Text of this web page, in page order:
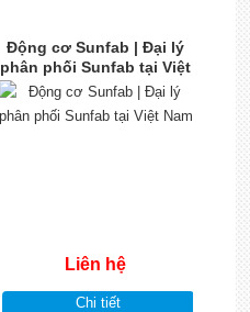
Động cơ Sunfab | Đại lý
phân phối Sunfab tại Việt
Nam
Liên hệ
Chi tiết